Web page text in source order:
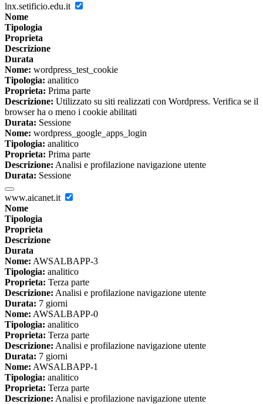
lnx.setificio.edu.it
Nome
Tipologia
Proprieta
Descrizione
Durata
Nome: wordpress_test_cookie
Tipologia: analitico
Proprieta: Prima parte
Descrizione: Utilizzato su siti realizzati con Wordpress. Verifica se il
browser ha o meno i cookie abilitati
Durata: Sessione
Nome: wordpress_google_apps_login
Tipologia: analitico
Proprieta: Prima parte
Descrizione: Analisi e profilazione navigazione utente
Durata: Sessione
www.aicanet.it
Nome
Tipologia
Proprieta
Descrizione
Durata
Nome: AWSALBAPP-3
Tipologia: analitico
Proprieta: Terza parte
Descrizione: Analisi e profilazione navigazione utente
Durata: 7 giorni
Nome: AWSALBAPP-0
Tipologia: analitico
Proprieta: Terza parte
Descrizione: Analisi e profilazione navigazione utente
Durata: 7 giorni
Nome: AWSALBAPP-1
Tipologia: analitico
Proprieta: Terza parte
Descrizione: Analisi e profilazione navigazione utente